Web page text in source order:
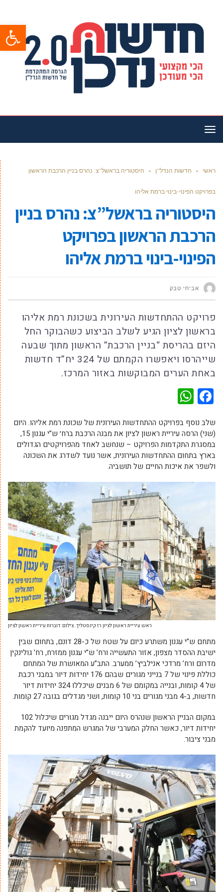
פתח
תפריט
ראשי » חדשות הנדל''ן » היסטוריה בראשל”צ: נהרס בניין הרכבת הראשון
בפרויקט הפינוי-בינוי ברמת אליהו
היסטוריה בראשל”צ: נהרס בניין
הרכבת הראשון בפרויקט
הפינוי-בינוי ברמת אליהו
אביחי טבק‬‎
פרויקט ההתחדשות העירונית בשכונת רמת אליהו
בראשון לציון הגיע לשלב הביצוע כשהבוקר החל
היזם בהריסת “בניין הרכבת” הראשון מתוך שבעה
שייהרסו ויאפשרו הקמתם של 324 יח”ד חדשות
באחת הערים המבוקשות באזור המרכז.
Facebook
שלב נוסף בפרויקט ההתחדשות העירונית של שכונת רמת אליהו. היום
(שני) הרסה עיריית ראשון לציון את מבנה הרכבת ברח׳ ש”י עגנון 15,
במסגרת התקדמות הפרויקט – שנחשב לאחד מהפרויקטים הגדולים
בארץ בתחום ההתחדשות העירונית, אשר נועד לשדרג את השכונה
ולשפר את איכות החיים של תושביה.
ראש עיריית ראשון לציון רז קינסטליך. צילום: דוברות עיריית ראשון לציון
מתחם ש”י עגנון משתרע כיום על שטח של כ-28 דונם, בתחום שבין
ישיבת ההסדר מצפון, אזור התעשייה ורח’ ש”י עגנון ממזרח, רח’ גולינקין
מדרום ורח’ מרדכי אנילביץ’ ממערב. התב”ע המאושרת של המתחם
כוללת פינוי של 7 בנייני מגורים שבהם 176 יחידות דיור במבני רכבת
של 4 קומות, ובנייה במקומם של 6 מבנים שיכללו 324 יחידות דיור
חדשות, ב-4 מבני מגורים בני 10 קומות, ושני מגדלים בגובה 27 קומות.
במקום הבניין הראשון שנהרס היום ייבנה מגדל מגורים שיכלול 102
יחידות דיור, כאשר החלק המערבי של המגרש המתפנה מיועד להקמת
מבני ציבור.